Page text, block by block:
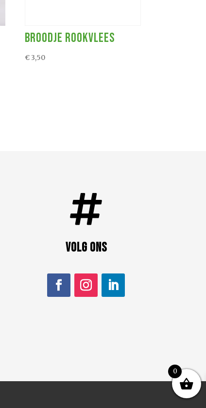
Broodje Rookvlees
€3,50

Volg ons
0